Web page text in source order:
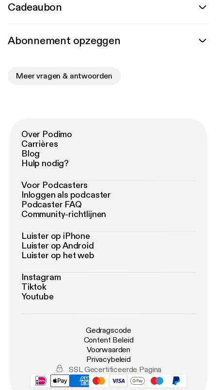
Cadeaubon
Abonnement opzeggen
Meer vragen & antwoorden
Over Podimo
Carrières
Blog
Hulp nodig?
Voor Podcasters
Inloggen als podcaster
Podcaster FAQ
Community-richtlijnen
Luister op iPhone
Luister op Android
Luister op het web
Instagram
Tiktok
Youtube
Gedragscode
Content Beleid
Voorwaarden
Privacybeleid
SSL Gecertificeerde Pagina